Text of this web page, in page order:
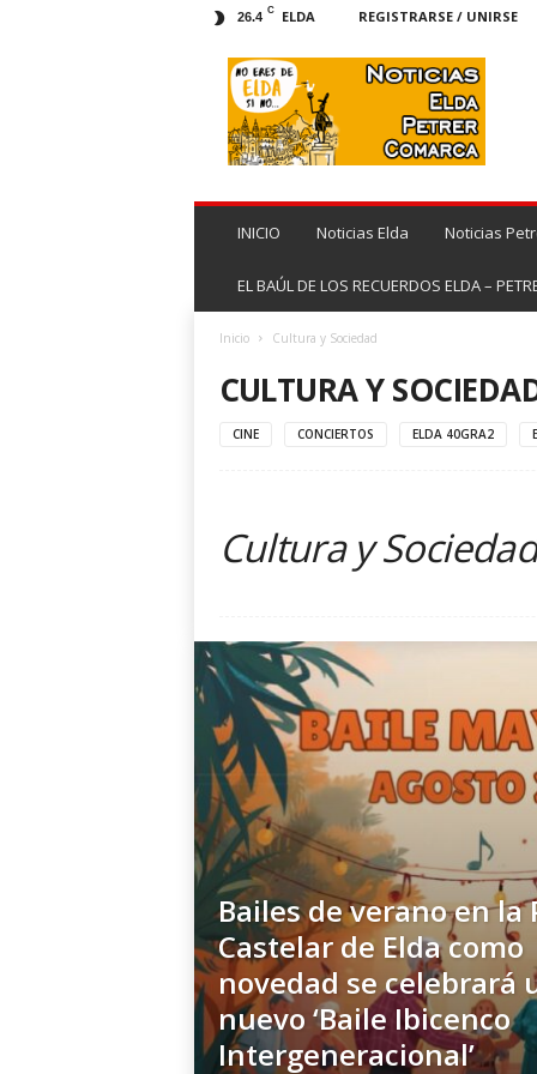
26.4 C ELDA REGISTRARSE / UNIRSE
a
e
a
r
c
N
o
E
INICIO Noticias Elda Noticias
EL BAÚL DE LOS RECUERDOS ELDA –
Inicio Cultura y Sociedad
CULTURA Y
CINE CONCIERTOS ELDA 40GRA2
Cultura y Sociedad
Bailes de verano en la
Castelar de Elda como
novedad se celebrará
nuevo ‘Baile Ibicenco
Intergeneracional’